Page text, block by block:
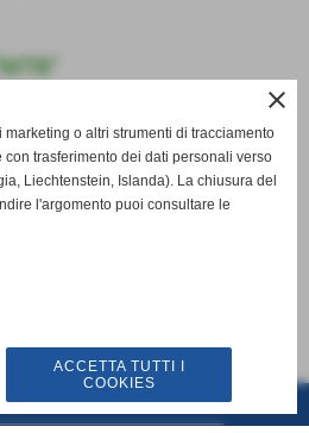
close
o altri strumenti di tracciamento
trasferimento dei dati personali verso
Liechtenstein, Islanda). La chiusura del
l'argomento puoi consultare le
ACCETTA TUTTI I
COOKIES